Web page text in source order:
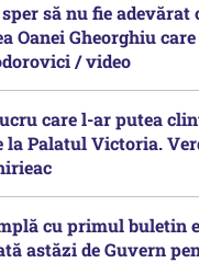
să nu fie adevărat
Oanei Gheorghiu
/ video
care l-ar putea
la Palatul Victoria.
cu primul buletin
astăzi de Guvern